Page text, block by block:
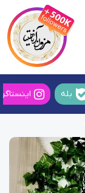
بله